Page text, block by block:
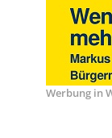
Werbung in